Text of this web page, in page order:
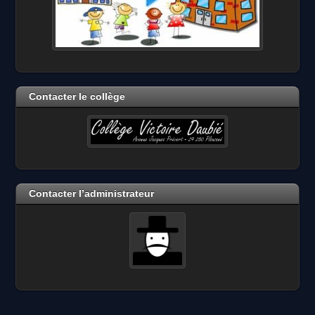
Contacter le collège
Contacter l’administrateur